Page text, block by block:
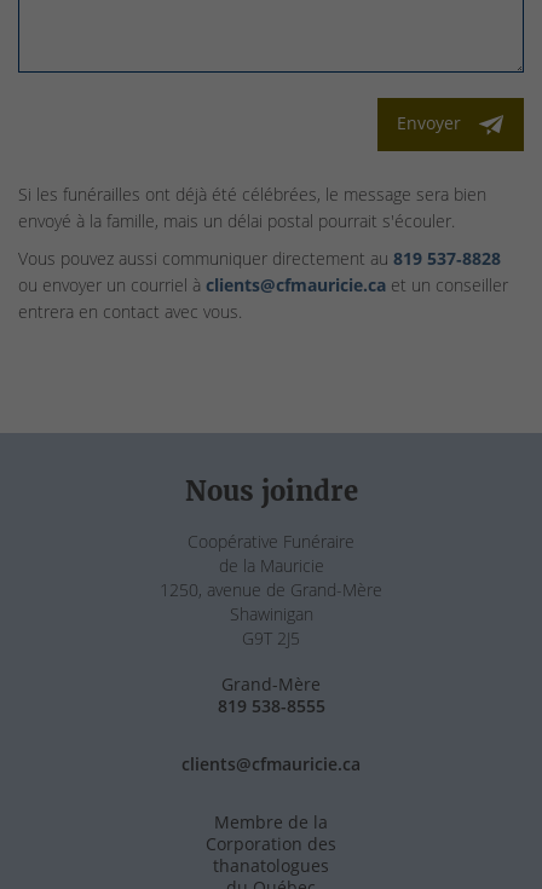
Envoyer
Si les funérailles ont déjà été célébrées, le message sera bien
envoyé à la famille, mais un délai postal pourrait s'écouler.
Vous pouvez aussi communiquer directement au 819 537‑8828
ou envoyer un courriel à clients@cfmauricie.ca et un conseiller
entrera en contact avec vous.
Nous joindre
Coopérative Funéraire
de la Mauricie
1250, avenue de Grand-Mère
Shawinigan
G9T 2J5
Grand-Mère
819 538-8555
clients@cfmauricie.ca
Membre de la
Corporation des
thanatologues